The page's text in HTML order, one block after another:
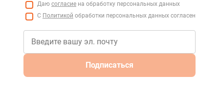
Даю согласие на обработку персональных данных
С Политикой обработки персональных данных согласен
Подписаться